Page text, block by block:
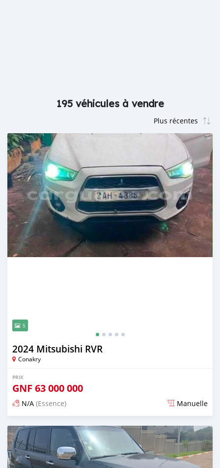
195 véhicules à vendre
5
2024 Mitsubishi RVR
Conakry
PRIX
GNF 63 000 000
N/A (Essence) Manuelle
Publié il y a 25 jours